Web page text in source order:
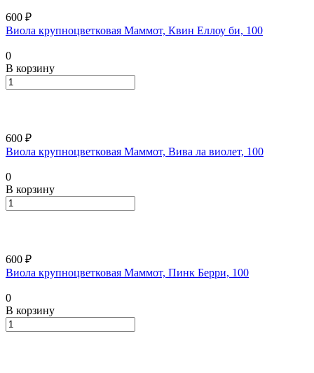
600 ₽
Виола крупноцветковая Маммот, Квин Еллоу би, 100
0
В корзину
600 ₽
Виола крупноцветковая Маммот, Вива ла виолет, 100
0
В корзину
600 ₽
Виола крупноцветковая Маммот, Пинк Берри, 100
0
В корзину